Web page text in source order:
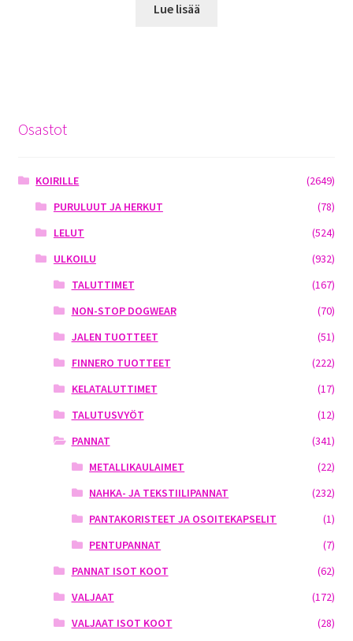
Lue lisää
Osastot
KOIRILLE
(2649)
PURULUUT JA HERKUT
(78)
LELUT
(524)
ULKOILU
(932)
TALUTTIMET
(167)
NON-STOP DOGWEAR
(70)
JALEN TUOTTEET
(51)
FINNERO TUOTTEET
(222)
KELATALUTTIMET
(17)
TALUTUSVYÖT
(12)
PANNAT
(341)
METALLIKAULAIMET
(22)
NAHKA- JA TEKSTIILIPANNAT
(232)
PANTAKORISTEET JA OSOITEKAPSELIT
(1)
PENTUPANNAT
(7)
PANNAT ISOT KOOT
(62)
VALJAAT
(172)
VALJAAT ISOT KOOT
(28)